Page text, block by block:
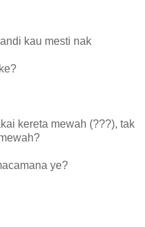
kau mesti nak
kereta mewah (???), tak
ye?